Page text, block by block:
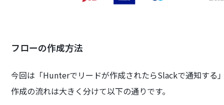
フローの作成方法
今回は「Hunterでリードが作成されたらSlackで通知する
作成の流れは大きく分けて以下の通りです。